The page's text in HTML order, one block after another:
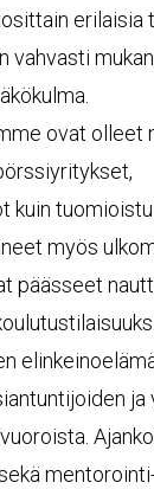
erilaisia
vahvasti
ovat olleet
kuin
myös
päässeet
ja